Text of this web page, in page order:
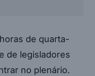
de quarta-
de legisladores
no plenário.